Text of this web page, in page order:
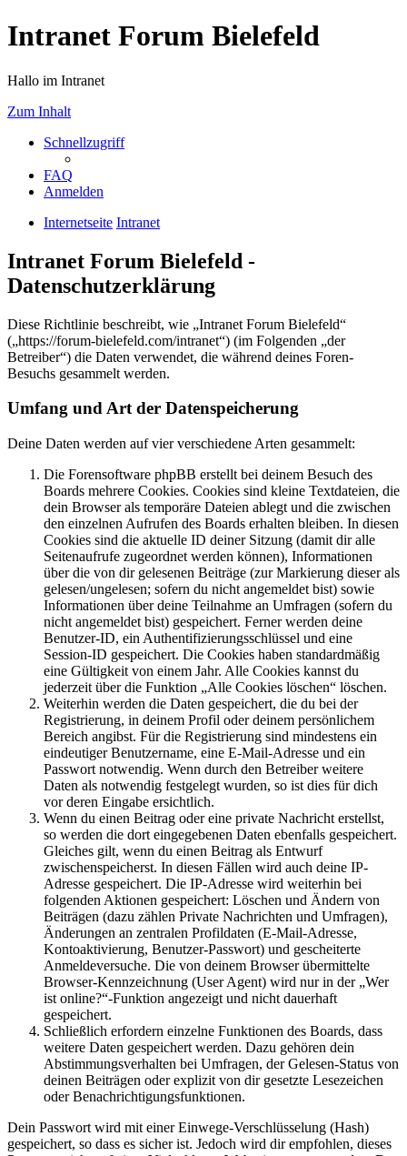
Intranet Forum Bielefeld
Hallo im Intranet
Zum Inhalt
Schnellzugriff
FAQ
Anmelden
Internetseite Intranet
Intranet Forum Bielefeld -
Datenschutzerklärung
Diese Richtlinie beschreibt, wie „Intranet Forum Bielefeld“
(„https://forum-bielefeld.com/intranet“) (im Folgenden „der
Betreiber“) die Daten verwendet, die während deines Foren-
Besuchs gesammelt werden.
Umfang und Art der Datenspeicherung
Deine Daten werden auf vier verschiedene Arten gesammelt:
Die Forensoftware phpBB erstellt bei deinem Besuch des
Boards mehrere Cookies. Cookies sind kleine Textdateien, die
dein Browser als temporäre Dateien ablegt und die zwischen
den einzelnen Aufrufen des Boards erhalten bleiben. In diesen
Cookies sind die aktuelle ID deiner Sitzung (damit dir alle
Seitenaufrufe zugeordnet werden können), Informationen
über die von dir gelesenen Beiträge (zur Markierung dieser als
gelesen/ungelesen; sofern du nicht angemeldet bist) sowie
Informationen über deine Teilnahme an Umfragen (sofern du
nicht angemeldet bist) gespeichert. Ferner werden deine
Benutzer-ID, ein Authentifizierungsschlüssel und eine
Session-ID gespeichert. Die Cookies haben standardmäßig
eine Gültigkeit von einem Jahr. Alle Cookies kannst du
jederzeit über die Funktion „Alle Cookies löschen“ löschen.
Weiterhin werden die Daten gespeichert, die du bei der
Registrierung, in deinem Profil oder deinem persönlichem
Bereich angibst. Für die Registrierung sind mindestens ein
eindeutiger Benutzername, eine E-Mail-Adresse und ein
Passwort notwendig. Wenn durch den Betreiber weitere
Daten als notwendig festgelegt wurden, so ist dies für dich
vor deren Eingabe ersichtlich.
Wenn du einen Beitrag oder eine private Nachricht erstellst,
so werden die dort eingegebenen Daten ebenfalls gespeichert.
Gleiches gilt, wenn du einen Beitrag als Entwurf
zwischenspeicherst. In diesen Fällen wird auch deine IP-
Adresse gespeichert. Die IP-Adresse wird weiterhin bei
folgenden Aktionen gespeichert: Löschen und Ändern von
Beiträgen (dazu zählen Private Nachrichten und Umfragen),
Änderungen an zentralen Profildaten (E-Mail-Adresse,
Kontoaktivierung, Benutzer-Passwort) und gescheiterte
Anmeldeversuche. Die von deinem Browser übermittelte
Browser-Kennzeichnung (User Agent) wird nur in der „Wer
ist online?“-Funktion angezeigt und nicht dauerhaft
gespeichert.
Schließlich erfordern einzelne Funktionen des Boards, dass
weitere Daten gespeichert werden. Dazu gehören dein
Abstimmungsverhalten bei Umfragen, der Gelesen-Status von
deinen Beiträgen oder explizit von dir gesetzte Lesezeichen
oder Benachrichtigungsfunktionen.
Dein Passwort wird mit einer Einwege-Verschlüsselung (Hash)
gespeichert, so dass es sicher ist. Jedoch wird dir empfohlen, dieses